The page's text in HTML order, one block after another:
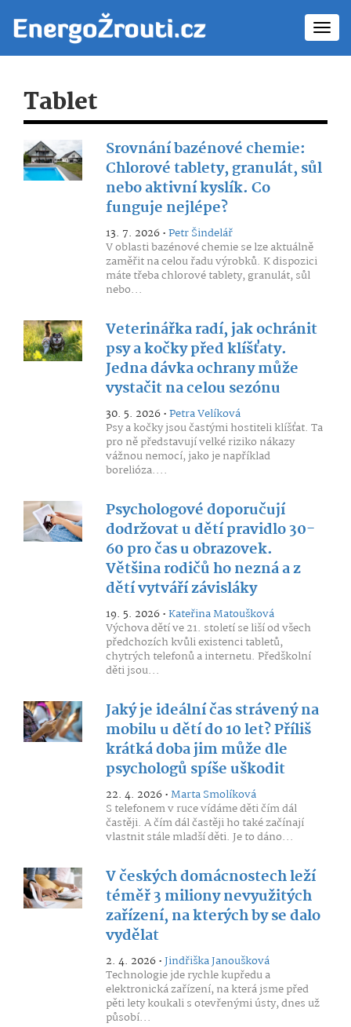
Tablet
Srovnání bazénové chemie:
Chlorové tablety, granulát, sůl
nebo aktivní kyslík. Co
funguje nejlépe?
13. 7. 2026 •Petr Šindelář
V oblasti bazénové chemie se lze aktuálně
zaměřit na celou řadu výrobků. K dispozici
máte třeba chlorové tablety, granulát, sůl
nebo...
Veterinářka radí, jak ochránit
psy a kočky před klíšťaty.
Jedna dávka ochrany může
vystačit na celou sezónu
30. 5. 2026 •Petra Velíková
Psy a kočky jsou častými hostiteli klíšťat. Ta
pro ně představují velké riziko nákazy
vážnou nemocí, jako je například
borelióza....
Psychologové doporučují
dodržovat u dětí pravidlo 30-
60 pro čas u obrazovek.
Většina rodičů ho nezná a z
dětí vytváří závisláky
19. 5. 2026 •Kateřina Matoušková
Výchova dětí ve 21. století se liší od všech
předchozích kvůli existenci tabletů,
chytrých telefonů a internetu. Předškolní
děti jsou...
Jaký je ideální čas strávený na
mobilu u dětí do 10 let? Příliš
krátká doba jim může dle
psychologů spíše uškodit
22. 4. 2026 •Marta Smolíková
S telefonem v ruce vídáme děti čím dál
častěji. A čím dál častěji ho také začínají
vlastnit stále mladší děti. Je to dáno...
V českých domácnostech leží
téměř 3 miliony nevyužitých
zařízení, na kterých by se dalo
vydělat
2. 4. 2026 •Jindřiška Janoušková
Technologie jde rychle kupředu a
elektronická zařízení, na která jsme před
pěti lety koukali s otevřenými ústy, dnes už
působí...